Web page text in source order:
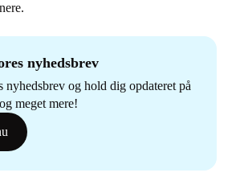
nyhedsbrev
nyhedsbrev og hold dig opdateret på
meget mere!